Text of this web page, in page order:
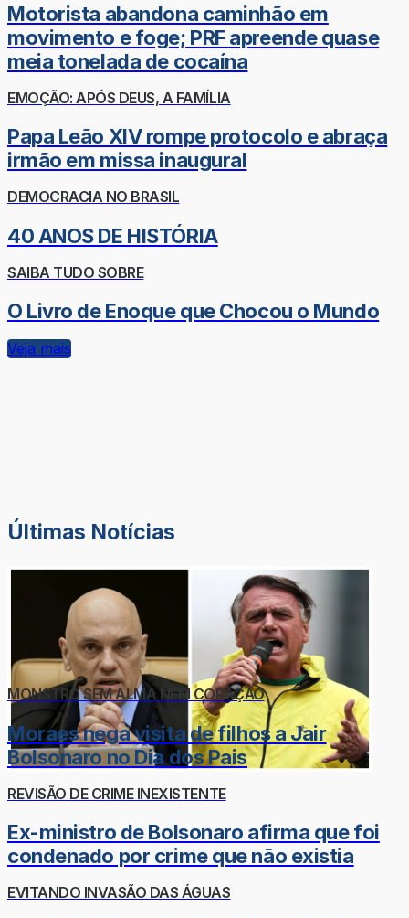
Motorista abandona caminhão em
movimento e foge; PRF apreende quase
meia tonelada de cocaína
EMOÇÃO: APÓS DEUS, A FAMÍLIA
Papa Leão XIV rompe protocolo e abraça
irmão em missa inaugural
DEMOCRACIA NO BRASIL
40 ANOS DE HISTÓRIA
SAIBA TUDO SOBRE
O Livro de Enoque que Chocou o Mundo
Veja mais
Últimas Notícias
MONSTRO SEM ALMA NEM CORAÇÃO
Moraes nega visita de filhos a Jair
Bolsonaro no Dia dos Pais
REVISÃO DE CRIME INEXISTENTE
Ex-ministro de Bolsonaro afirma que foi
condenado por crime que não existia
EVITANDO INVASÃO DAS ÁGUAS